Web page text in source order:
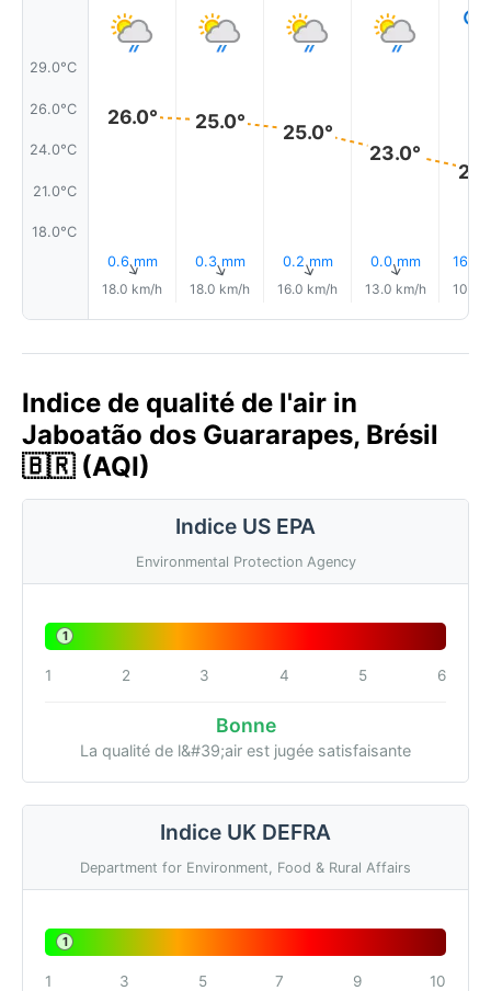
29.0°C
26.0°C
24.0°C
21.0°C
18.0°C
26.0°
0.6 mm
↑
18.0 km/h
25.0°
0.3 mm
↑
18.0 km/h
25.0°
0.2 mm
↑
16.0 km/h
23.0°
0.0 mm
↑
13.0 km/h
16%
10.0
Indice de qualité de l'air in
Jaboatão dos Guararapes, Brésil
🇧🇷 (AQI)
Indice US EPA
Environmental Protection Agency
1
1 2 3 4 5 6
Bonne
La qualité de l&#39;air est jugée satisfaisante
Indice UK DEFRA
Department for Environment, Food & Rural Affairs
1
1 3 5 7 9 10